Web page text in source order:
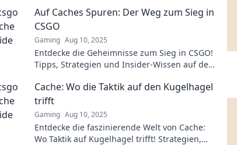
Auf Caches Spuren: Der Weg zum Sieg in
CSGO
Gaming Aug 10, 2025
Entdecke die Geheimnisse zum Sieg in CSGO!
Tipps, Strategien und Insider-Wissen auf den
gewinnen!
Cache: Wo die Taktik auf den Kugelhagel
trifft
Gaming Aug 10, 2025
Entdecke die faszinierende Welt von Cache:
Wo Taktik auf Kugelhagel trifft! Strategien,